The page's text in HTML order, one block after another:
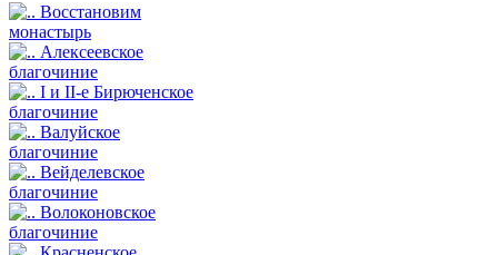
Восстановим
монастырь
Алексеевское
благочиние
I и II-е Бирюченское
благочиние
Валуйское
благочиние
Вейделевское
благочиние
Волоконовское
благочиние